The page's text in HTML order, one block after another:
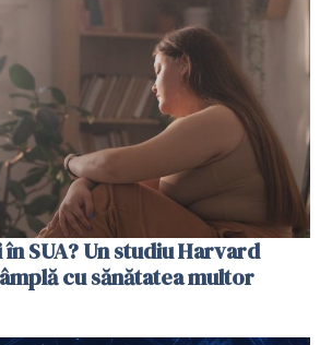
SUA? Un studiu Harvard
cu sănătatea multor